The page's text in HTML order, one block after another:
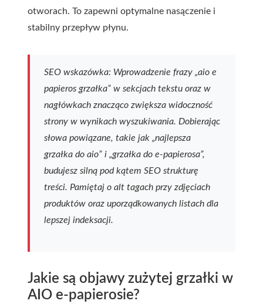
otworach. To zapewni optymalne nasączenie i
stabilny przepływ płynu.
SEO wskazówka: Wprowadzenie frazy „aio e
papieros grzałka” w sekcjach tekstu oraz w
nagłówkach znacząco zwiększa widoczność
strony w wynikach wyszukiwania. Dobierając
słowa powiązane, takie jak „najlepsza
grzałka do aio” i „grzałka do e-papierosa”,
budujesz silną pod kątem SEO strukturę
treści. Pamiętaj o alt tagach przy zdjęciach
produktów oraz uporządkowanych listach dla
lepszej indeksacji.
Jakie są objawy zużytej grzałki w
AIO e-papierosie?